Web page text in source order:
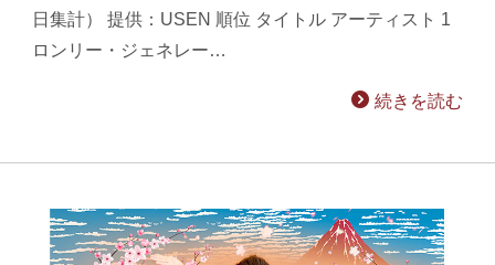
日集計） 提供：USEN 順位 タイトル アーティスト 1
ロンリー・ジェネレー…
続きを読む